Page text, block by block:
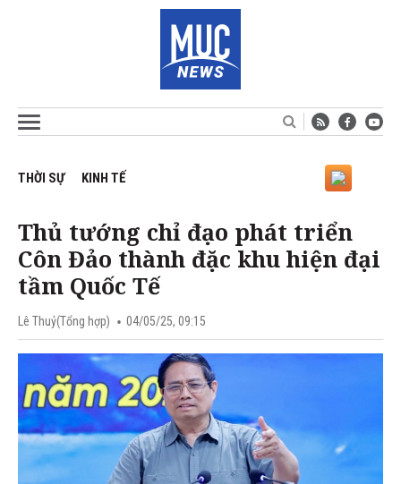
THỜI SỰ KINH TẾ
Thủ tướng chỉ đạo phát triển
Côn Đảo thành đặc khu hiện đại
tầm Quốc Tế
Lê Thuỷ(Tổng hợp) 04/05/25, 09:15